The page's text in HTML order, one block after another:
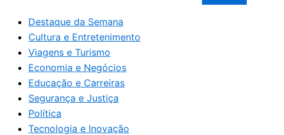
Destaque da Semana
Cultura e Entretenimento
Viagens e Turismo
Economia e Negócios
Educação e Carreiras
Segurança e Justiça
Política
Tecnologia e Inovação